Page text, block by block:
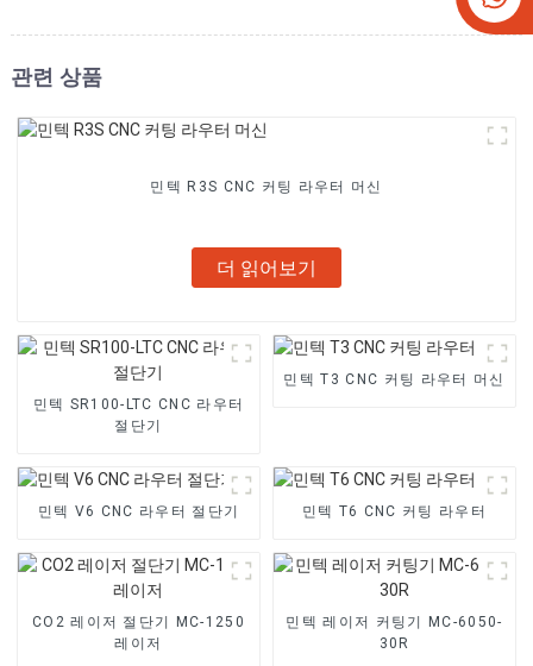
관련 상품
민텍 R3S CNC 커팅 라우터 머신
더 읽어보기
민텍 SR100-LTC CNC 라우터
절단기
민텍 T3 CNC 커팅 라우터 머신
민텍 V6 CNC 라우터 절단기 민텍 T6 CNC 커팅 라우터
CO2 레이저 절단기 MC-1250
레이저
민텍 레이저 커팅기 MC-6050-
30R